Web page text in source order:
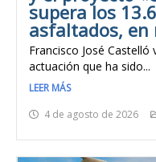
supera los
asfaltados, en
Francisco José
actuación que ha sido...
LEER MÁS
4 de agosto de 2026